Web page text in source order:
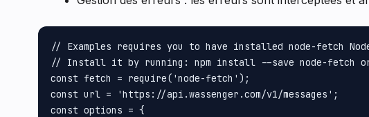
// Examples requires you to have installed node-fetch
// Install it by running: npm install --save node-fetch or
const fetch = require('node-fetch');
const url = 'https://api.wassenger.com/v1/messages';
const options = {